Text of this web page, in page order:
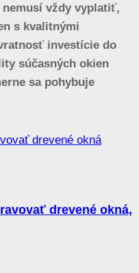
vždy vyplatiť,
s kvalitnými
investície do
súčasných okien
sa pohybuje
drevené okná,